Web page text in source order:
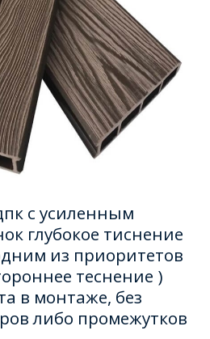
с усиленным
глубокое тиснение
из приоритетов
теснение )
в монтаже, без
либо промежутков